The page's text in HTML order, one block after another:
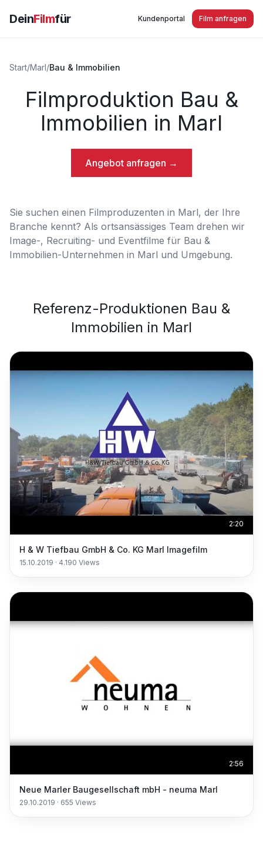
DeinFilmfür Kundenportal Film anfragen
Start/Marl/Bau & Immobilien
Filmproduktion Bau &
Immobilien in Marl
Angebot anfragen →
Sie suchen einen Filmproduzenten in Marl, der Ihre
Branche kennt? Als ortsansässiges Team drehen wir
Image-, Recruiting- und Eventfilme für Bau &
Immobilien-Unternehmen in Marl und Umgebung.
Referenz-Produktionen Bau &
Immobilien in Marl
2:20
H & W Tiefbau GmbH & Co. KG Marl Imagefilm
15.10.2019 · 4.190 Views
2:56
Neue Marler Baugesellschaft mbH - neuma Marl
29.10.2019 · 655 Views